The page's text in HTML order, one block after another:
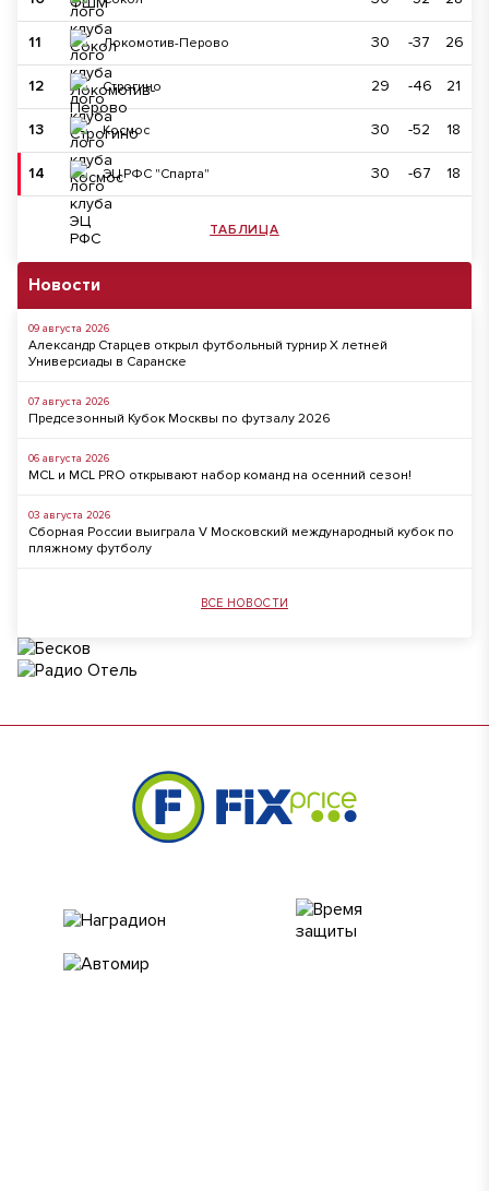
11 Локомотив-Перово 30 -37 26
12 Строгино 29 -46 21
13 Космос 30 -52 18
14 ЭЦ РФС "Спарта" 30 -67 18
ТАБЛИЦА
Новости
09 августа 2026
Александр Старцев открыл футбольный турнир X летней
Универсиады в Саранске
07 августа 2026
Предсезонный Кубок Москвы по футзалу 2026
06 августа 2026
MCL и MCL PRO открывают набор команд на осенний сезон!
03 августа 2026
Сборная России выиграла V Московский международный кубок по
пляжному футболу
ВСЕ НОВОСТИ